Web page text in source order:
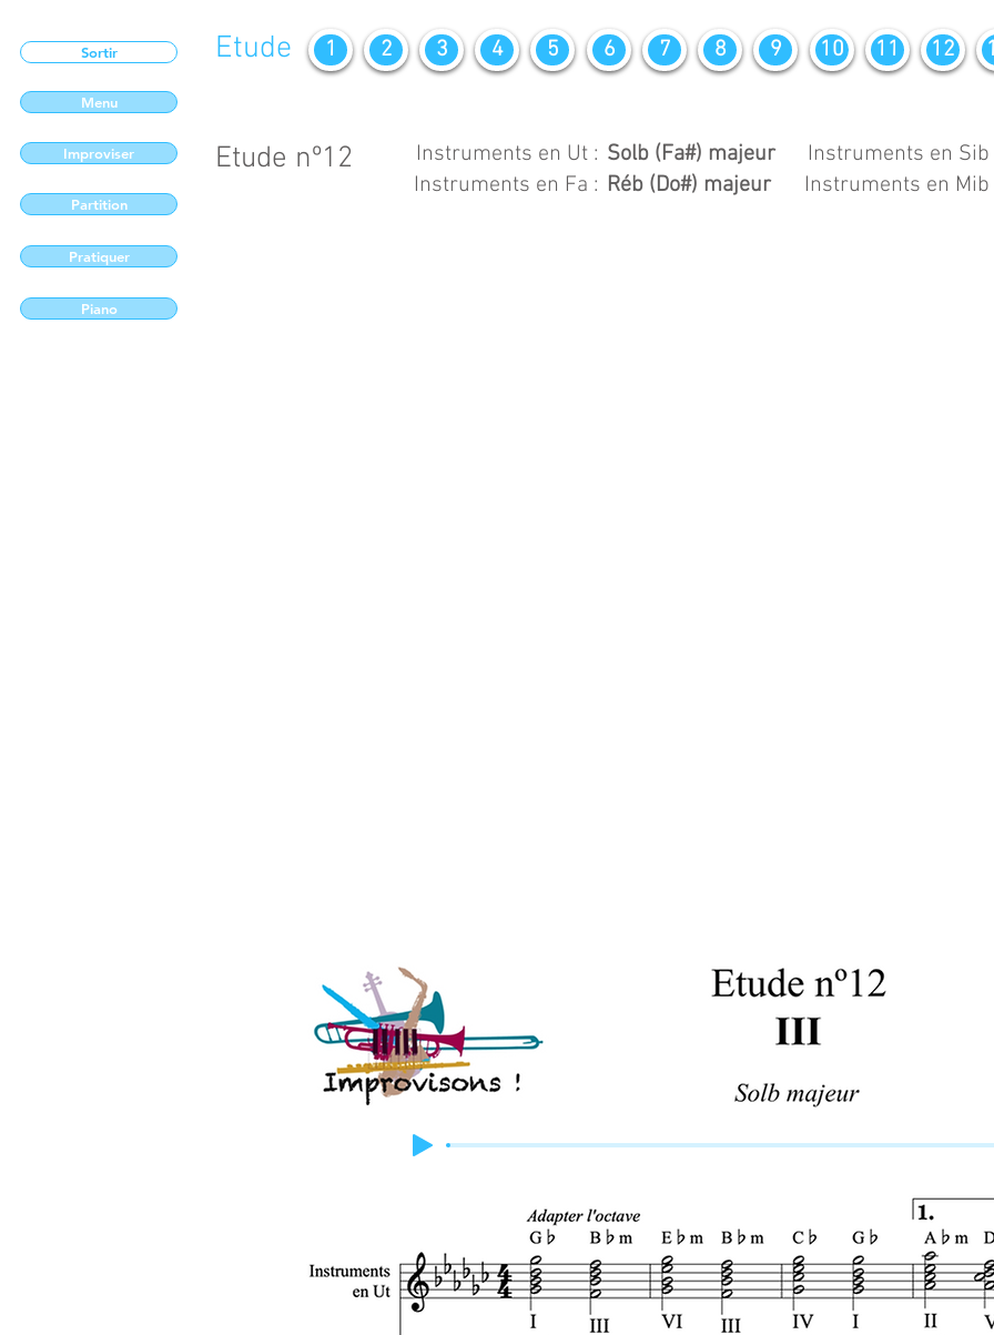
Sortir
Menu
Improviser
Partition
Pratiquer
Piano
Etude nº12
Instruments en Ut :
Instruments en Fa :
Solb (Fa#) majeur
Instruments en Sib
Réb (Do#) majeur
Instruments en Mib
Etude 1 2 3 4 5 6 7 8 9 10 11 12